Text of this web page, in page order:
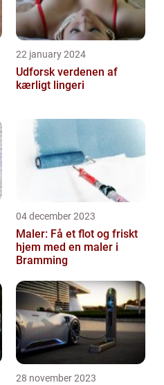
22 january 2024
Udforsk verdenen af
kærligt lingeri
04 december 2023
Maler: Få et flot og friskt
hjem med en maler i
Bramming
28 november 2023